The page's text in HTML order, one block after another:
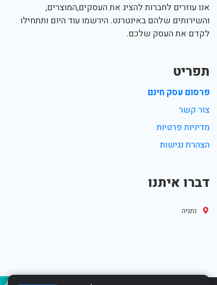
אנו עוזרים לחברות להציג את העסקים,המוצרים,
והשירותים שלהם באינטרנט. הירשמו עוד היום ותתחילו
לקדם את העסק שלכם.
תפריט
פרסום עסק חינם
צור קשר
מדיניות פרטיות
הצהרת נגישות
דברו איתנו
נתניה